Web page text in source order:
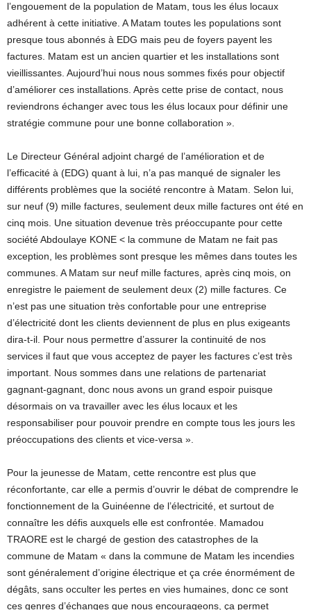
l’engouement de la population de Matam, tous les élus locaux
adhérent à cette initiative. A Matam toutes les populations sont
presque tous abonnés à EDG mais peu de foyers payent les
factures. Matam est un ancien quartier et les installations sont
vieillissantes. Aujourd’hui nous nous sommes fixés pour objectif
d’améliorer ces installations. Après cette prise de contact, nous
reviendrons échanger avec tous les élus locaux pour définir une
stratégie commune pour une bonne collaboration ».
Le Directeur Général adjoint chargé de l’amélioration et de
l’efficacité à (EDG) quant à lui, n’a pas manqué de signaler les
différents problèmes que la société rencontre à Matam. Selon lui,
sur neuf (9) mille factures, seulement deux mille factures ont été en
cinq mois. Une situation devenue très préoccupante pour cette
société Abdoulaye KONE < la commune de Matam ne fait pas
exception, les problèmes sont presque les mêmes dans toutes les
communes. A Matam sur neuf mille factures, après cinq mois, on
enregistre le paiement de seulement deux (2) mille factures. Ce
n’est pas une situation très confortable pour une entreprise
d’électricité dont les clients deviennent de plus en plus exigeants
dira-t-il. Pour nous permettre d’assurer la continuité de nos
services il faut que vous acceptez de payer les factures c’est très
important. Nous sommes dans une relations de partenariat
gagnant-gagnant, donc nous avons un grand espoir puisque
désormais on va travailler avec les élus locaux et les
responsabiliser pour pouvoir prendre en compte tous les jours les
préoccupations des clients et vice-versa ».
Pour la jeunesse de Matam, cette rencontre est plus que
réconfortante, car elle a permis d’ouvrir le débat de comprendre le
fonctionnement de la Guinéenne de l’électricité, et surtout de
connaître les défis auxquels elle est confrontée. Mamadou
TRAORE est le chargé de gestion des catastrophes de la
commune de Matam « dans la commune de Matam les incendies
sont généralement d’origine électrique et ça crée énormément de
dégâts, sans occulter les pertes en vies humaines, donc ce sont
ces genres d’échanges que nous encourageons, ça permet